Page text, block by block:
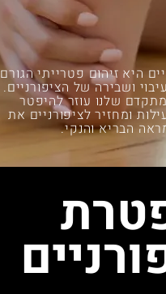
היא זיהום פטרייתי הגורם
ושבירה של הציפורניים.
שלנו עוזר להיפטר
ומחזיר לציפורניים את
הבריא והנקי.